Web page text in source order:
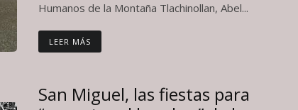
Humanos de la Montaña Tlachinollan, Abel...
LEER MÁS
San Miguel, las fiestas para